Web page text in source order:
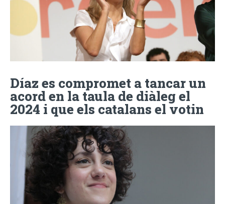
Díaz es compromet a tancar un
acord en la taula de diàleg el
2024 i que els catalans el votin